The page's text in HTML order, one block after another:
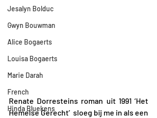
Jesalyn Bolduc
Gwyn Bouwman
Alice Bogaerts
Louisa Bogaerts
Marie Darah
French
Hinda Bluekens
Renate Dorresteins roman uit 1991 ‘Het
Hemelse Gerecht’  sloeg bij me in als een